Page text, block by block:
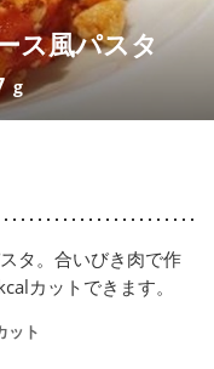
ス風パスタ
g
タ。合いびき肉で作
カットできます。
ット